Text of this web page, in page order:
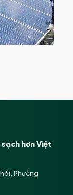
hơn Việt
Phường